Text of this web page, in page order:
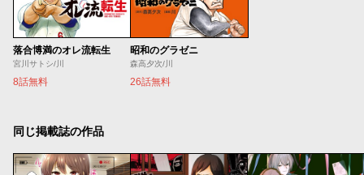
落合博満のオレ流転生
宮川サトシ/川
8話無料
昭和のグラゼニ
森高夕次/川
26話無料
同じ掲載誌の作品